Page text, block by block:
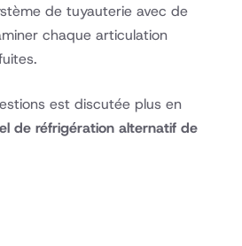
de tuyauterie avec de
chaque articulation
est discutée plus en
de réfrigération alternatif de